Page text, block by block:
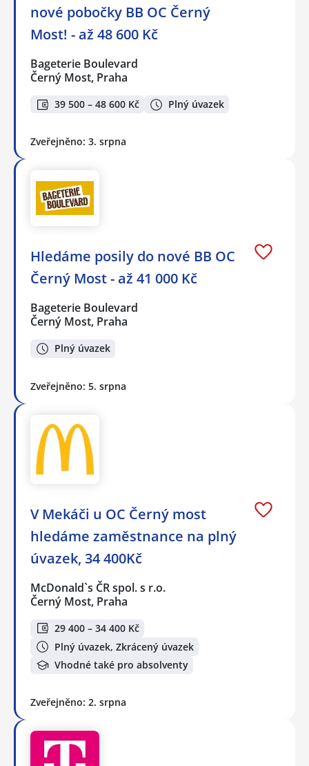
nové pobočky BB OC Černý
Most! - až 48 600 Kč
Bageterie Boulevard
Černý Most, Praha
39 500 – 48 600 Kč Plný úvazek
Zveřejněno: 3. srpna
Hledáme posily do nové BB OC
Černý Most - až 41 000 Kč
Bageterie Boulevard
Černý Most, Praha
Plný úvazek
Zveřejněno: 5. srpna
V Mekáči u OC Černý most
hledáme zaměstnance na plný
úvazek, 34 400Kč
McDonald`s ČR spol. s r.o.
Černý Most, Praha
29 400 – 34 400 Kč
Plný úvazek, Zkrácený úvazek
Vhodné také pro absolventy
Zveřejněno: 2. srpna